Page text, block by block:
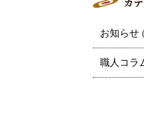
お知らせ
職人コラ